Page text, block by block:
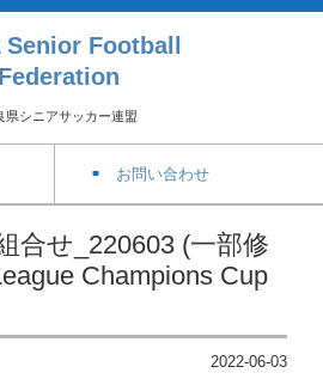
Senior Football
Federation
県シニアサッカー連盟
お問い合わせ
合せ_220603 (一部修
Champions Cup
2022-06-03